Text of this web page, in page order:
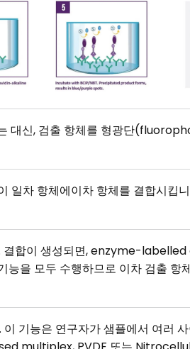
대신, 검출 항체를 형광단
일차 항체에이차 항체를 결합시킵
합이 생성되면, enzyme-
능을 모두 수행하므로 이차 검출 항
기능은 연구자가 샘플에서 여러